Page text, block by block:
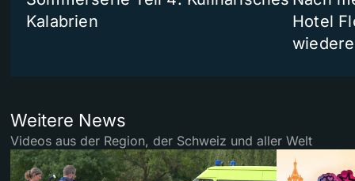
Kalabrien
Hotel
Weitere News
Videos aus der Region, der Schweiz und aller Welt